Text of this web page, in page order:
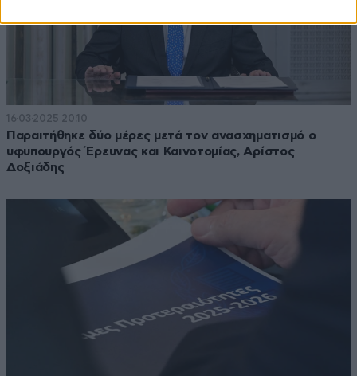
16·03·2025 20:10
Παραιτήθηκε δύο μέρες μετά τον ανασχηματισμό ο
υφυπουργός Έρευνας και Καινοτομίας, Αρίστος
Δοξιάδης